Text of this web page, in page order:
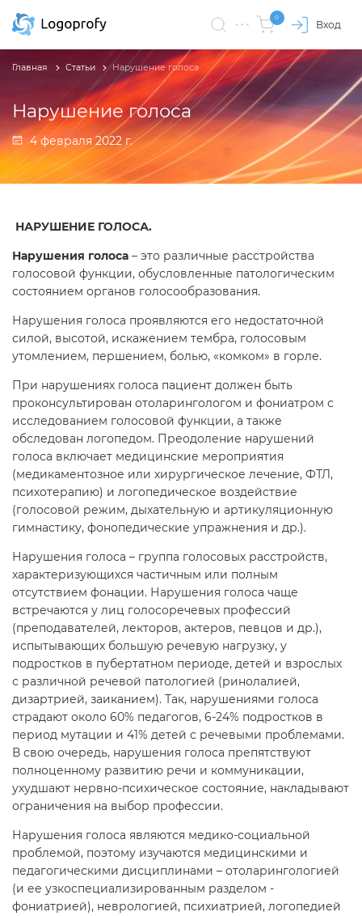
0
Вход
Нарушение голоса
4 февраля 2022 г.
Главная Статьи Нарушение голоса
НАРУШЕНИЕ ГОЛОСА.
Нарушения голоса – это различные расстройства
голосовой функции, обусловленные патологическим
состоянием органов голосообразования.
Нарушения голоса проявляются его недостаточной
силой, высотой, искажением тембра, голосовым
утомлением, першением, болью, «комком» в горле.
При нарушениях голоса пациент должен быть
проконсультирован отоларингологом и фониатром с
исследованием голосовой функции, а также
обследован логопедом. Преодоление нарушений
голоса включает медицинские мероприятия
(медикаментозное или хирургическое лечение, ФТЛ,
психотерапию) и логопедическое воздействие
(голосовой режим, дыхательную и артикуляционную
гимнастику, фонопедические упражнения и др.).
Нарушения голоса – группа голосовых расстройств,
характеризующихся частичным или полным
отсутствием фонации. Нарушения голоса чаще
встречаются у лиц голосоречевых профессий
(преподавателей, лекторов, актеров, певцов и др.),
испытывающих большую речевую нагрузку, у
подростков в пубертатном периоде, детей и взрослых
с различной речевой патологией (ринолалией,
дизартрией, заиканием). Так, нарушениями голоса
страдают около 60% педагогов, 6-24% подростков в
период мутации и 41% детей с речевыми проблемами.
В свою очередь, нарушения голоса препятствуют
полноценному развитию речи и коммуникации,
ухудшают нервно-психическое состояние, накладывают
ограничения на выбор профессии.
Нарушения голоса являются медико-социальной
проблемой, поэтому изучаются медицинскими и
педагогическими дисциплинами – отоларингологией
(и ее узкоспециализированным разделом -
фониатрией), неврологией, психиатрией, логопедией